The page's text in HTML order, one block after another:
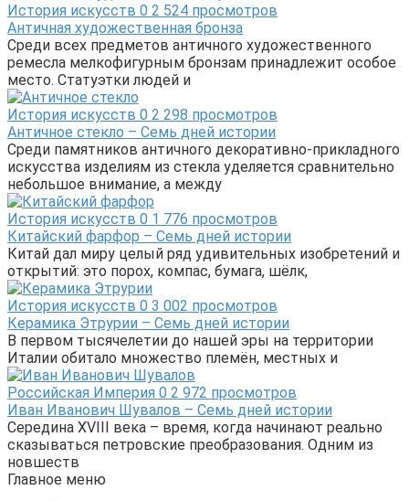
История искусств 0 2 524 просмотров
Античная художественная бронза
Среди всех предметов античного художественного
ремесла мелкофигурным бронзам принадлежит особое
место. Статуэтки людей и
История искусств 0 2 298 просмотров
Античное стекло – Семь дней истории
Среди памятников античного декоративно-прикладного
искусства изделиям из стекла уделяется сравнительно
небольшое внимание, а между
История искусств 0 1 776 просмотров
Китайский фарфор – Семь дней истории
Китай дал миру целый ряд удивительных изобретений и
открытий: это порох, компас, бумага, шёлк,
История искусств 0 3 002 просмотров
Керамика Этрурии – Семь дней истории
В первом тысячелетии до нашей эры на территории
Италии обитало множество племён, местных и
Российская Империя 0 2 972 просмотров
Иван Иванович Шувалов – Семь дней истории
Середина XVIII века – время, когда начинают реально
сказываться петровские преобразования. Одним из
новшеств
Главное меню